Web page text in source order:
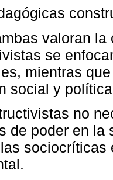
valoran
se
mientras
social y
no
de poder en la